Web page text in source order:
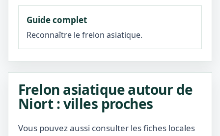
Guide complet
Reconnaître le frelon asiatique.
Frelon asiatique autour de
Niort : villes proches
Vous pouvez aussi consulter les fiches locales